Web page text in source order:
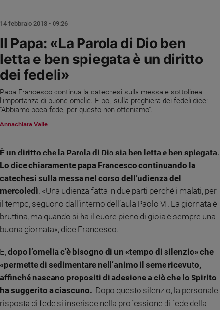
Fede
e
spiritualità
Santi
e
fede
del
Santo
del
Società
e
valori
Ambiente
Creato
Diritti
valore
Il Papa: «La Parola di Dio ben
letta e ben spiegata è un diritto
dei fedeli»
Papa Francesco continua la catechesi sulla messa e sottolinea
l'importanza di buone omelie. E poi, sulla preghiera dei fedeli dice:
"Abbiamo poca fede, per questo non otteniamo".
Annachiara Valle
14 febbraio 2018 • 09:26
È un diritto che la Parola di Dio sia ben letta e ben spiegata.
Lo dice chiaramente papa Francesco continuando la
catechesi sulla messa nel corso dell’udienza del
mercoledì. «Una udienza fatta in due parti perché i malati, per
il tempo, seguono dall’interno dell’aula Paolo VI. La giornata è
bruttina, ma quando si ha il cuore pieno di gioia è sempre una
buona giornata», dice Francesco.
E,dopo l’omelia c’è bisogno di un «tempo di silenzio» che
«permette di sedimentare nell’animo il seme ricevuto,
affinché nascano propositi di adesione a ciò che lo Spirito
ha suggerito a ciascuno. Dopo questo silenzio, la personale
risposta di fede si inserisce nella professione di fede della